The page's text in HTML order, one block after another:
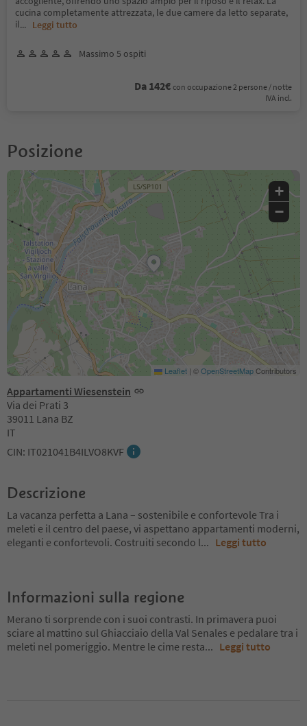
cucina completamente attrezzata, le due camere da letto separate,
il... Leggi tutto
Massimo 5 ospiti
Da 142€ con occupazione 2 persone / notte
IVA incl.
Posizione
Appartamenti Wiesenstein
Via dei Prati 3
39011 Lana BZ
IT
CIN: IT021041B4ILVO8KVF
+
−
Leaflet | ©OpenStreetMapContributors
Descrizione
La vacanza perfetta a Lana – sostenibile e confortevole Tra i
meleti e il centro del paese, vi aspettano appartamenti moderni,
eleganti e confortevoli. Costruiti secondo l... Leggi tutto
Informazioni sulla regione
Merano ti sorprende con i suoi contrasti. In primavera puoi
sciare al mattino sul Ghiacciaio della Val Senales e pedalare tra i
meleti nel pomeriggio. Mentre le cime resta... Leggi tutto